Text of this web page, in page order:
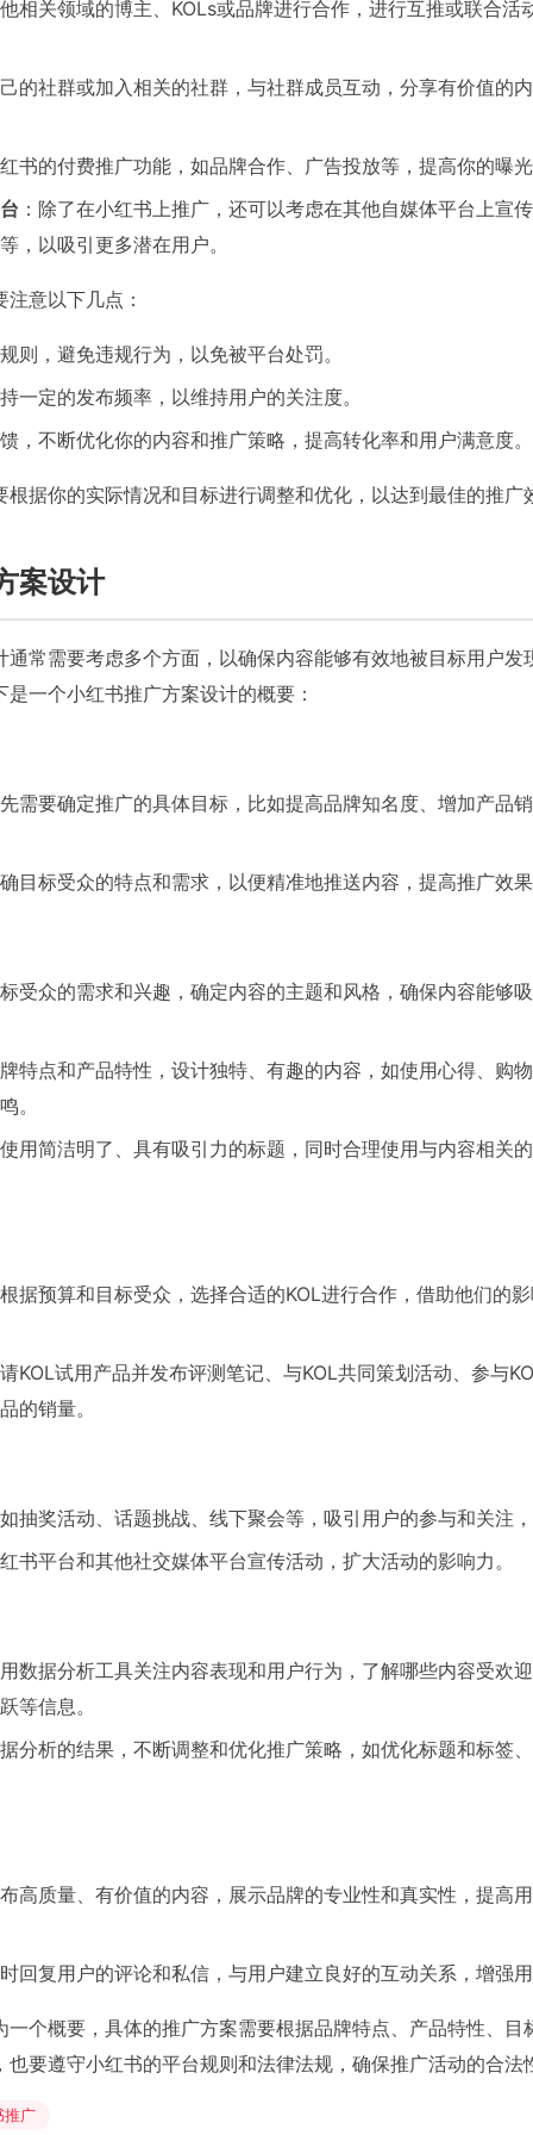
相关领域的博主、KOLs或品牌进行合作，进行互推或联合活
的社群或加入相关的社群，与社群成员互动，分享有价值的
书的付费推广功能，如品牌合作、广告投放等，提高你的曝
：除了在小红书上推广，还可以考虑在其他自媒体平台上宣
，以吸引更多潜在用户。
意以下几点：
则，避免违规行为，以免被平台处罚。
一定的发布频率，以维持用户的关注度。
，不断优化你的内容和推广策略，提高转化率和用户满意度。
根据你的实际情况和目标进行调整和优化，以达到最佳的推广
案设计
通常需要考虑多个方面，以确保内容能够有效地被目标用户发
一个小红书推广方案设计的概要：
需要确定推广的具体目标，比如提高品牌知名度、增加产品
目标受众的特点和需求，以便精准地推送内容，提高推广效
受众的需求和兴趣，确定内容的主题和风格，确保内容能够
特点和产品特性，设计独特、有趣的内容，如使用心得、购
。
用简洁明了、具有吸引力的标题，同时合理使用与内容相关
据预算和目标受众，选择合适的KOL进行合作，借助他们的
KOL试用产品并发布评测笔记、与KOL共同策划活动、参与
的销量。
抽奖活动、话题挑战、线下聚会等，吸引用户的参与和关注
书平台和其他社交媒体平台宣传活动，扩大活动的影响力。
数据分析工具关注内容表现和用户行为，了解哪些内容受欢
等信息。
分析的结果，不断调整和优化推广策略，如优化标题和标签
高质量、有价值的内容，展示品牌的专业性和真实性，提高
回复用户的评论和私信，与用户建立良好的互动关系，增强
一个概要，具体的推广方案需要根据品牌特点、产品特性、目
也要遵守小红书的平台规则和法律法规，确保推广活动的合法
推广